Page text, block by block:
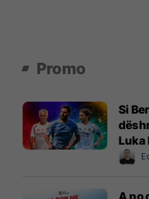
Promo
Si
Luka